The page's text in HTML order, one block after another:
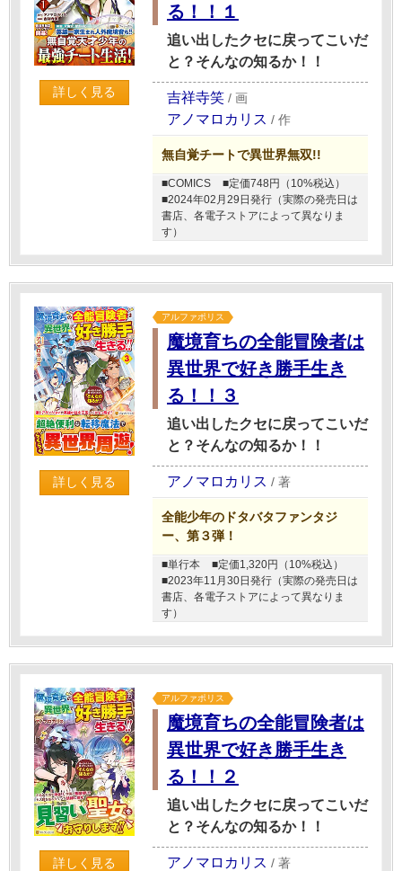
詳しく見る
る！！１
追い出したクセに戻ってこいだ
と？そんなの知るか！！
吉祥寺笑 / 画
アノマロカリス / 作
無自覚チートで異世界無双!!
■COMICS
■定価748円（10%税込）
■2024年02月29日発行（実際の発売日は
書店、各電子ストアによって異なりま
す）
詳しく見る
アルファポリス
魔境育ちの全能冒険者は
異世界で好き勝手生き
る！！３
追い出したクセに戻ってこいだ
と？そんなの知るか！！
アノマロカリス / 著
全能少年のドタバタファンタジ
ー、第３弾！
■単行本
■定価1,320円（10%税込）
■2023年11月30日発行（実際の発売日は
書店、各電子ストアによって異なりま
す）
詳しく見る
アルファポリス
魔境育ちの全能冒険者は
異世界で好き勝手生き
る！！２
追い出したクセに戻ってこいだ
と？そんなの知るか！！
アノマロカリス / 著